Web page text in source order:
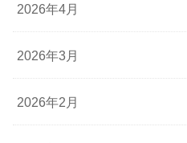
2026年4月
2026年3月
2026年2月